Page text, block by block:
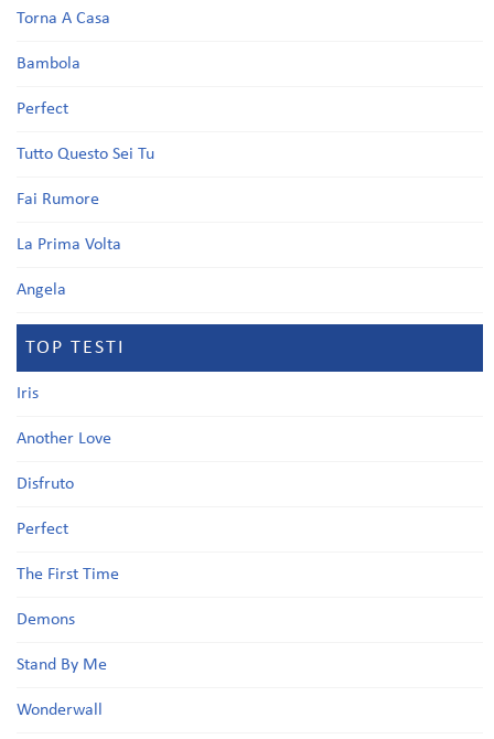
Torna A Casa
Bambola
Perfect
Tutto Questo Sei Tu
Fai Rumore
La Prima Volta
Angela
TOP TESTI
Iris
Another Love
Disfruto
Perfect
The First Time
Demons
Stand By Me
Wonderwall